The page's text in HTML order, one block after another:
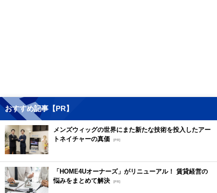
おすすめ記事【PR】
メンズウィッグの世界にまた新たな技術を投入したアー
トネイチャーの真価 [PR]
「HOME4Uオーナーズ」がリニューアル！ 賃貸経営の
悩みをまとめて解決 [PR]